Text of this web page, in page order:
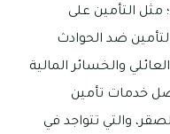
مثل التأمين على
ضد الحوادث
والخسائر المالية
خدمات تأمين
والتي تتواجد في